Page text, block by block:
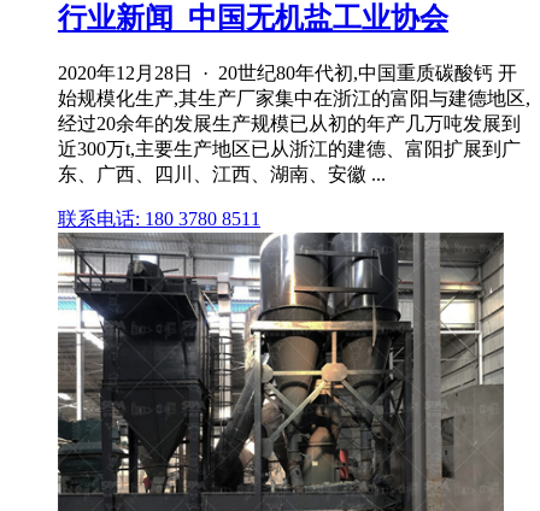
行业新闻_中国无机盐工业协会
2020年12月28日 · 20世纪80年代初,中国重质碳酸钙 开
始规模化生产,其生产厂家集中在浙江的富阳与建德地区,
经过20余年的发展生产规模已从初的年产几万吨发展到
近300万t,主要生产地区已从浙江的建德、富阳扩展到广
东、广西、四川、江西、湖南、安徽 ...
联系电话: 180 3780 8511